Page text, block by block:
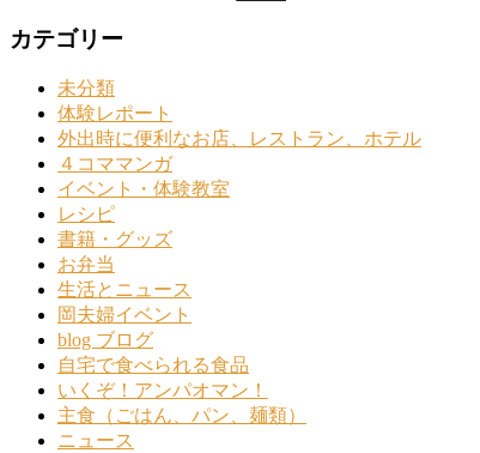
カテゴリー
未分類
体験レポート
外出時に便利なお店、レストラン、ホテル
４コママンガ
イベント・体験教室
レシピ
書籍・グッズ
お弁当
生活とニュース
岡夫婦イベント
blog ブログ
自宅で食べられる食品
いくぞ！アンパオマン！
主食（ごはん、パン、麺類）
ニュース